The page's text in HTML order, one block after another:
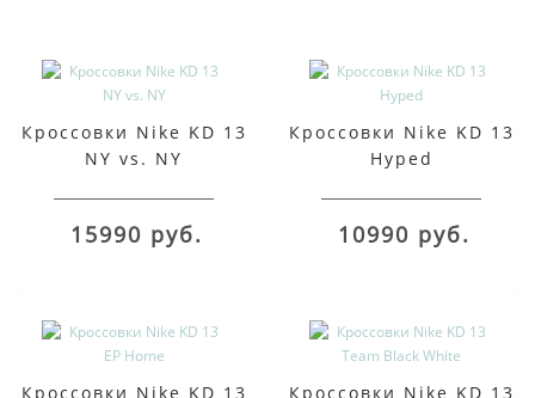
Кроссовки Nike KD 13
NY vs. NY
15990 руб.
Кроссовки Nike KD 13
Hyped
10990 руб.
Кроссовки Nike KD 13
Кроссовки Nike KD 13